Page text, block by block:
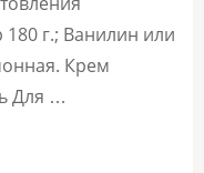
180 г.; Ванилин или
Крем
Для …